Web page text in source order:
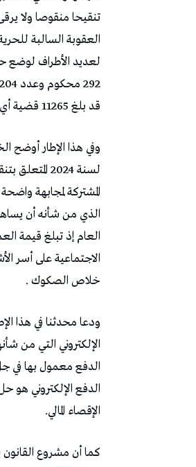
تنقيحا منقوصا ولا
العقوبة السالبة
292 محكوم وعدد 204 موقوف.
قد بلغ 11265 قضية أي أن 496 مودع قد اصدروا 11265 شيك باعتبار ان كل صك يكوّن ملف قضية .
المشتركة لمجابهة
الذي من شأنه أن
الاجتماعية على أسر
خلاص الصكوك .
ودعا محدثنا في هذا
الإلكتروني التي من
الدفع معمول بها في
الدفع الإلكتروني
الإقصاء المالي.
كما أن مشروع القانون يلغى أحكام